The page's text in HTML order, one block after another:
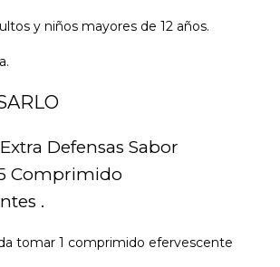
y niños mayores de 12 años.
Defensas Sabor
Comprimido
.
tomar 1 comprimido efervescente